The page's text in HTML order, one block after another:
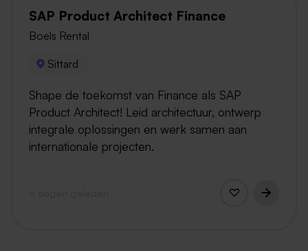
SAP Product Architect Finance
Boels Rental
Sittard
Shape de toekomst van Finance als SAP
Product Architect! Leid architectuur, ontwerp
integrale oplossingen en werk samen aan
internationale projecten.